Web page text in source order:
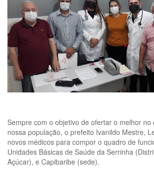
Sempre com o objetivo de ofertar o melhor no
nossa população, o prefeito Ivanildo Mestre,
novos médicos para compor o quadro de
Unidades Básicas de Saúde da Serrinha
Açúcar), e Capibaribe (sede).